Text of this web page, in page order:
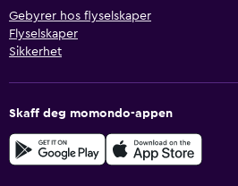
Gebyrer hos flyselskaper
Flyselskaper
Sikkerhet
Skaff deg momondo-appen